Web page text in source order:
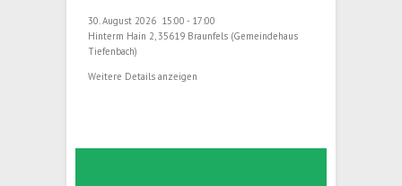
30. August 2026 15:00 - 17:00
Hinterm Hain 2, 35619 Braunfels (Gemeindehaus
Tiefenbach)
Weitere Details anzeigen